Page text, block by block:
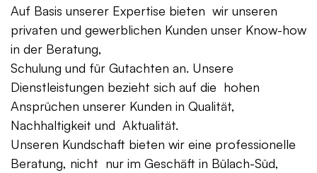
Auf Basis unserer Expertise bieten wir unseren
privaten und gewerblichen Kunden unser Know-how
in der Beratung,
Schulung und für Gutachten an. Unsere
Dienstleistungen bezieht sich auf die hohen
Ansprüchen unserer Kunden in Qualität,
Nachhaltigkeit und Aktualität.
Unseren Kundschaft bieten wir eine professionelle
Beratung, nicht nur im Geschäft in Bülach-Süd,